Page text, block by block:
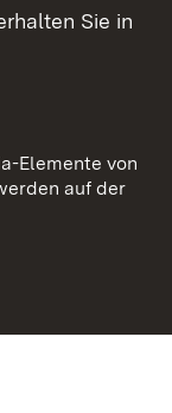
Sie in
Elemente von
auf der